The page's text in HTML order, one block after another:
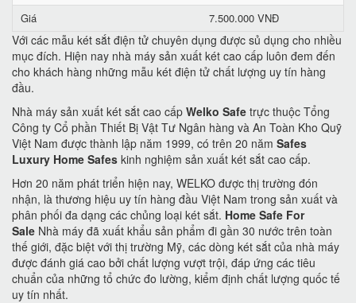
Giá 7.500.000 VNĐ
Với các mẫu két sắt điện tử chuyên dụng được sủ dụng cho nhiều
mục đích. Hiện nay nhà máy sản xuất két cao cấp luôn đem đến
cho khách hàng những mẫu két điện tử chất lượng uy tín hàng
đầu.
Nhà máy sản xuất két sắt cao cấp Welko Safe trực thuộc Tổng
Công ty Cổ phần Thiết Bị Vật Tư Ngân hàng và An Toàn Kho Quỹ
Việt Nam được thành lập năm 1999, có trên 20 năm Safes
Luxury Home Safes kinh nghiệm sản xuất két sắt cao cấp.
Hơn 20 năm phát triển hiện nay, WELKO được thị trường đón
nhận, là thương hiệu uy tín hàng đầu Việt Nam trong sản xuất và
phân phối đa dạng các chủng loại két sắt. Home Safe For
Sale Nhà máy đã xuất khẩu sản phẩm đi gần 30 nước trên toàn
thế giới, đặc biệt với thị trường Mỹ, các dòng két sắt của nhà máy
được đánh giá cao bởi chất lượng vượt trội, đáp ứng các tiêu
chuẩn của những tổ chức đo lường, kiểm định chất lượng quốc tế
uy tín nhất.